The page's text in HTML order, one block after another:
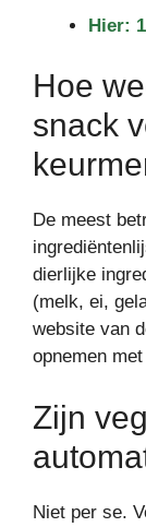
Hier:
Hoe
snack
De meest
dierlijke
(melk, ei,
website van
opnemen
Zijn
Niet per se.